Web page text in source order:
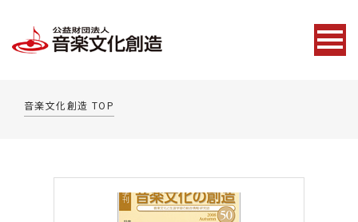
音楽文化創造 TOP